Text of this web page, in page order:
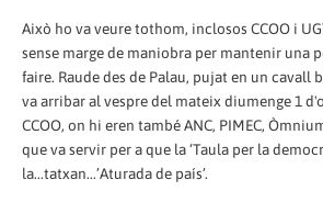
Això ho va veure tothom, inclosos CCOO i
sense marge de maniobra per mantenir una
faire. Raude des de Palau, pujat en un cavall
va arribar al vespre del mateix diumenge 1
CCOO, on hi eren també ANC, PIMEC,
que va servir per a que la ‘Taula per la
la...tatxan...’Aturada de país’.